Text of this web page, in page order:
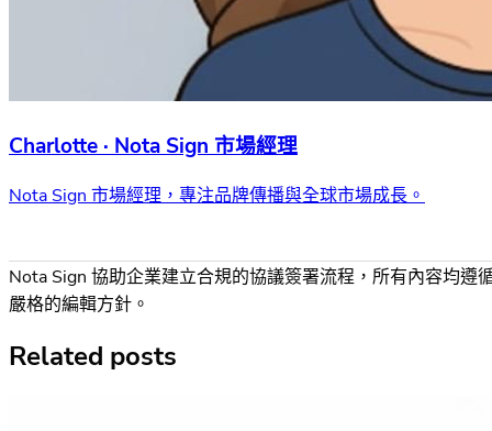
Charlotte · Nota Sign 市場經理
Nota Sign 市場經理，專注品牌傳播與全球市場成長。
Nota Sign 協助企業建立合規的協議簽署流程，所有內容均遵
嚴格的編輯方針。
Related posts